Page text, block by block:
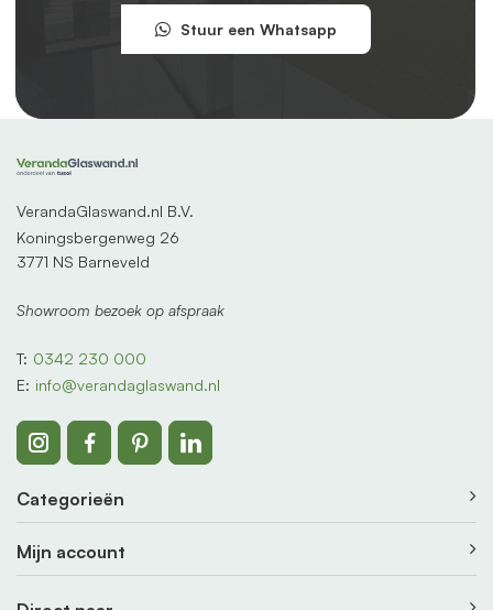
Stuur een Whatsapp
VerandaGlaswand.nl B.V.
Koningsbergenweg 26
3771 NS Barneveld
Showroom bezoek op afspraak
T: 0342 230 000
E: info@verandaglaswand.nl
Categorieën
Mijn account